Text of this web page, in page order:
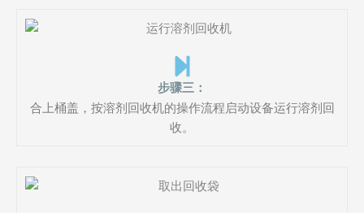
步骤三：
合上桶盖，按溶剂回收机的操作流程启动设备运行溶剂回
收。